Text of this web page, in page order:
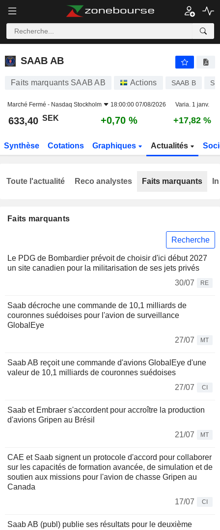
SAAB AB
SAAB AB
Faits marquants SAAB AB Actions SAAB B
Marché Fermé - Nasdaq Stockholm 18:00:00 07/08/2026 Varia. 1 janv.
633,40 SEK +0,70 % +17,82 %
Synthèse Cotations Graphiques Actualités
Faits marquants
Recherche
Le PDG de Bombardier prévoit de choisir d'ici début 2027
un site canadien pour la militarisation de ses jets privés
30/07
RE
Saab décroche une commande de 10,1 milliards de
couronnes suédoises pour l'avion de surveillance
GlobalEye
27/07
MT
Saab AB reçoit une commande d'avions GlobalEye d'une
valeur de 10,1 milliards de couronnes suédoises
27/07
CI
Saab et Embraer s'accordent pour accroître la production
d'avions Gripen au Brésil
21/07
MT
CAE et Saab signent un protocole d'accord pour collaborer
sur les capacités de formation avancée, de simulation et de
soutien aux missions pour l'avion de chasse Gripen au
Canada
17/07
CI
Saab AB (publ) publie ses résultats pour le deuxième
Toute l'actualité Reco analystes Faits marquants